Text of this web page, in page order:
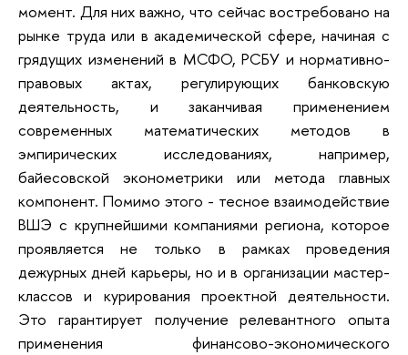
момент. Для них важно, что сейчас востребовано на
рынке труда или в академической сфере, начиная с
грядущих изменений в МСФО, РСБУ и нормативно-
правовых актах, регулирующих банковскую
деятельность, и заканчивая применением
современных математических методов в
эмпирических исследованиях, например,
байесовской эконометрики или метода главных
компонент. Помимо этого - тесное взаимодействие
ВШЭ с крупнейшими компаниями региона, которое
проявляется не только в рамках проведения
дежурных дней карьеры, но и в организации мастер-
классов и курирования проектной деятельности.
Это гарантирует получение релевантного опыта
применения финансово-экономического